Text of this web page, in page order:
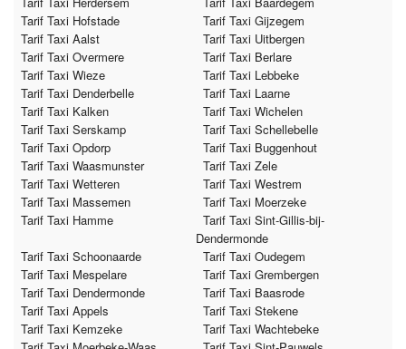
Tarif Taxi Hofstade
Tarif Taxi Gijzegem
Tarif Taxi Aalst
Tarif Taxi Uitbergen
Tarif Taxi Overmere
Tarif Taxi Berlare
Tarif Taxi Wieze
Tarif Taxi Lebbeke
Tarif Taxi Denderbelle
Tarif Taxi Laarne
Tarif Taxi Kalken
Tarif Taxi Wichelen
Tarif Taxi Serskamp
Tarif Taxi Schellebelle
Tarif Taxi Opdorp
Tarif Taxi Buggenhout
Tarif Taxi Waasmunster
Tarif Taxi Zele
Tarif Taxi Wetteren
Tarif Taxi Westrem
Tarif Taxi Massemen
Tarif Taxi Moerzeke
Tarif Taxi Hamme
Tarif Taxi Sint-Gillis-bij-
Dendermonde
Tarif Taxi Schoonaarde
Tarif Taxi Oudegem
Tarif Taxi Mespelare
Tarif Taxi Grembergen
Tarif Taxi Dendermonde
Tarif Taxi Baasrode
Tarif Taxi Appels
Tarif Taxi Stekene
Tarif Taxi Kemzeke
Tarif Taxi Wachtebeke